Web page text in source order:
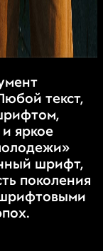
текст,
яркое
шрифт,
поколения